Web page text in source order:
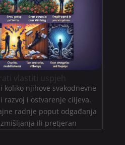
vlastiti uspjeh
njihove svakodnevne
razvoj i ostvarenje ciljeva.
radnje poput odgađanja
ili pretjeran